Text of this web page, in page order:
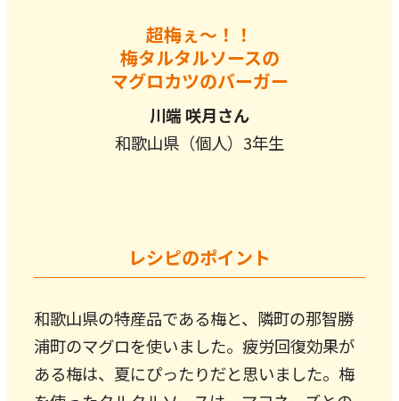
超梅ぇ～！！
梅タルタルソースの
マグロカツのバーガー
川端 咲月さん
和歌山県（個人）3年生
レシピのポイント
和歌山県の特産品である梅と、隣町の那智勝
浦町のマグロを使いました。疲労回復効果が
ある梅は、夏にぴったりだと思いました。梅